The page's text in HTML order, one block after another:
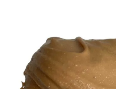
POCHUTINY
ZDRAVÉ PEČENÍ